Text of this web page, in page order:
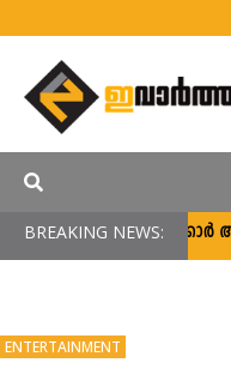
BREAKING NEWS:
സർക്കാർ
ENTERTAINMENT